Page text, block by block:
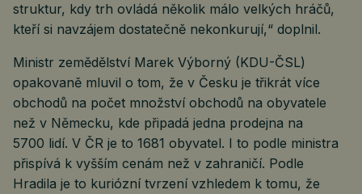
struktur, kdy trh ovládá několik málo velkých hráčů,
kteří si navzájem dostatečně nekonkurují,“ doplnil.
Ministr zemědělství Marek Výborný (KDU-ČSL)
opakovaně mluvil o tom, že v Česku je třikrát více
obchodů na počet množství obchodů na obyvatele
než v Německu, kde připadá jedna prodejna na
5700 lidí. V ČR je to 1681 obyvatel. I to podle ministra
přispívá k vyšším cenám než v zahraničí. Podle
Hradila je to kuriózní tvrzení vzhledem k tomu, že